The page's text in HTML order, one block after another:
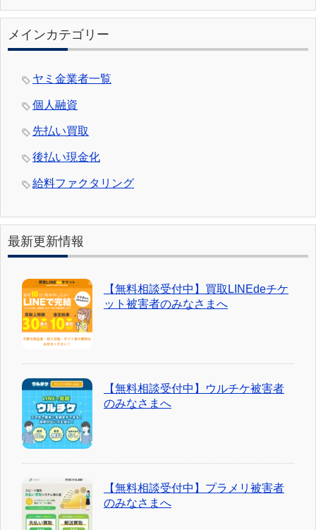
メインカテゴリー
ヤミ金業者一覧
個人融資
先払い買取
後払い現金化
給料ファクタリング
最新更新情報
【無料相談受付中】買取LINEdeチケ
ット被害者のみなさまへ
【無料相談受付中】ウルチケ被害者
のみなさまへ
【無料相談受付中】プラメリ被害者
のみなさまへ